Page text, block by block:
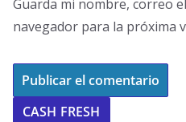
Guarda mi nombre, correo
navegador para la próxima
CASH FRESH